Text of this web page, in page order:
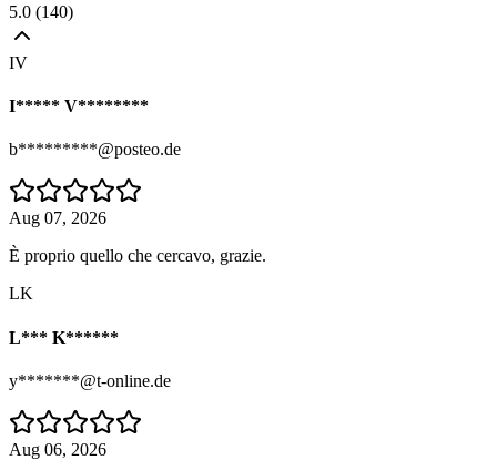
5.0 (140)
IV
I***** V********
b*********@posteo.de
Aug 07, 2026
È proprio quello che cercavo, grazie.
LK
L*** K******
y*******@t-online.de
Aug 06, 2026